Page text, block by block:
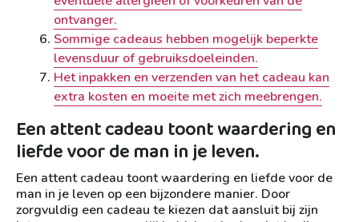
ontvanger.
Sommige cadeaus hebben mogelijk beperkte
levensduur of gebruiksdoeleinden.
Het inpakken en verzenden van het cadeau kan
extra kosten en moeite met zich meebrengen.
Een attent cadeau toont waardering en
liefde voor de man in je leven.
Een attent cadeau toont waardering en liefde voor de
man in je leven op een bijzondere manier. Door
zorgvuldig een cadeau te kiezen dat aansluit bij zijn